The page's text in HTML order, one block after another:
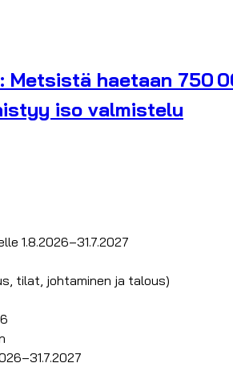
Metsistä haetaan 750
iso valmistelu
1.8.2026–31.7.2027
tilat, johtaminen ja talous)